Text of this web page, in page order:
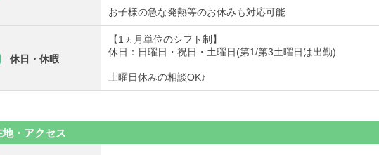
お子様の急な発熱等のお休みも対応可能
休日・休暇
【1ヵ月単位のシフト制】
休日：日曜日・祝日・土曜日(第1/第3土曜日は出勤)
土曜日休みの相談OK♪
地・アクセス